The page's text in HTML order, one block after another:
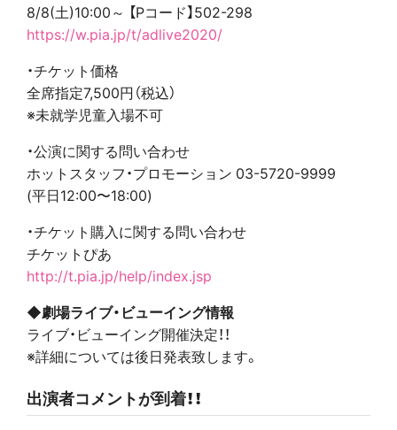
8/8(土)10:00～ 【Pコード】502-298
https://w.pia.jp/t/adlive2020/
・チケット価格
全席指定7,500円（税込）
※未就学児童入場不可
・公演に関する問い合わせ
ホットスタッフ・プロモーション 03-5720-9999
(平日12:00〜18:00)
・チケット購入に関する問い合わせ
チケットぴあ
http://t.pia.jp/help/index.jsp
◆劇場ライブ・ビューイング情報
ライブ・ビューイング開催決定！！
※詳細については後日発表致します。
出演者コメントが到着！！